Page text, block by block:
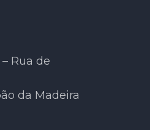
Rua de
da Madeira